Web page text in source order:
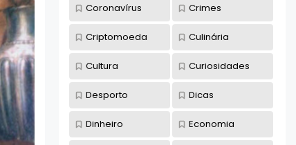
Coronavírus Crimes
Criptomoeda Culinária
Cultura Curiosidades
Desporto Dicas
Dinheiro Economia